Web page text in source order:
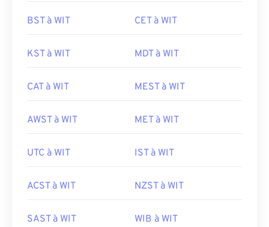
BST à WIT CET à WIT
KST à WIT MDT à WIT
CAT à WIT MEST à WIT
AWST à WIT MET à WIT
UTC à WIT IST à WIT
ACST à WIT NZST à WIT
SAST à WIT WIB à WIT